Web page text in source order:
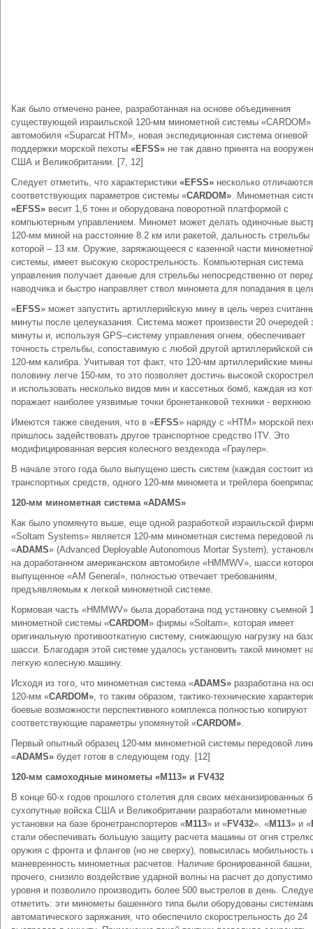
Как было отмечено ранее, разработанная на основе объединения
существующей израильской 120-мм минометной системы «CARDOM»
автомобиля «Suparcat HTM», новая экспедиционная система огневой
поддержки морской пехоты «EFSS» не так давно принята на
США и Великобритании. [7, 12]
Следует отметить, что характеристики «EFSS» несколько
соответствующих параметров системы «CARDOM». Минометная
«EFSS» весит 1,6 тонн и оборудована поворотной платформой с
компьютерным управлением. Миномет может делать одиночные
120-мм миной на расстояние 8.2 км или ракетой, дальность стрельбы
которой – 13 км. Оружие, заряжающееся с казенной части
системы, имеет высокую скорострельность. Компьютерная система
управления получает данные для стрельбы непосредственно от
наводчика и быстро направляет ствол миномета для попадания в
«EFSS» может запустить артиллерийскую мину в цель через
минуты после целеуказания. Система может произвести 20 очередей
минуты и, используя GPS–систему управления огнем, обеспечивает
точность стрельбы, сопоставимую с любой другой артиллерийской
120-мм калибра. Учитывая тот факт, что 120-мм артиллерийские
половину легче 150-мм, то это позволяет достичь высокой
и использовать несколько видов мин и кассетных бомб, каждая из
поражает наиболее уязвимые точки бронетанковой техники - верхнюю
Имеются также сведения, что в «EFSS» наряду с «HTM» морской
пришлось задействовать другое транспортное средство ITV. Это
модифицированная версия колесного вездехода «Граулер».
В начале этого года было выпущено шесть систем (каждая состоит
транспортных средств, одного 120-мм миномета и трейлера
120-мм минометная система «ADAMS»
Как было упомянуто выше, еще одной разработкой израильской
«Soltam Systems» является 120-мм минометная система передовой
«ADAMS» (Advanced Deployable Autonomous Mortar System),
на доработанном американском автомобиле «HMMWV», шасси
выпущенное «AM General», полностью отвечает требованиям,
предъявляемым к легкой минометной системе.
Кормовая часть «HMMWV» была доработана под установку съемной
минометной системы «CARDOM» фирмы «Soltam», которая имеет
оригинальную противооткатную систему, снижающую нагрузку на
шасси. Благодаря этой системе удалось установить такой миномет
легкую колесную машину.
Исходя из того, что минометная система «ADAMS» разработана на
120-мм «CARDOM», то таким образом, тактико-технические
боевые возможности перспективного комплекса полностью копируют
соответствующие параметры упомянутой «CARDOM».
Первый опытный образец 120-мм минометной системы передовой
«ADAMS» будет готов в следующем году. [12]
120-мм самоходные минометы «М113» и FV432
В конце 60-х годов прошлого столетия для своих механизированных
сухопутные войска США и Великобритании разработали минометные
установки на базе бронетранспортеров «М113» и «FV432». «М113» и «
стали обеспечивать большую защиту расчета машины от огня
оружия с фронта и флангов (но не сверху), повысилась мобильность
маневренность минометных расчетов. Наличие бронированной
прочего, снизило воздействие ударной волны на расчет до
уровня и позволило производить более 500 выстрелов в день.
отметить: эти минометы башенного типа были оборудованы
автоматического заряжания, что обеспечило скорострельность до 24